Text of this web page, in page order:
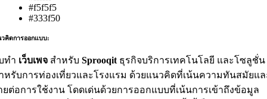
#f5f5f5
#333f50
คิดการออกแบบ:
ทำ เว็บเพจ สำหรับ Sprooqit ธุรกิจบริการเทคโนโลยี และโซลูชั่น
หรับการท่องเที่ยวและโรงแรม ด้วยแนวคิดที่เน้นความทันสมัยแ
ยต่อการใช้งาน โดดเด่นด้วยการออกแบบที่เน้นการเข้าถึงข้อมูล